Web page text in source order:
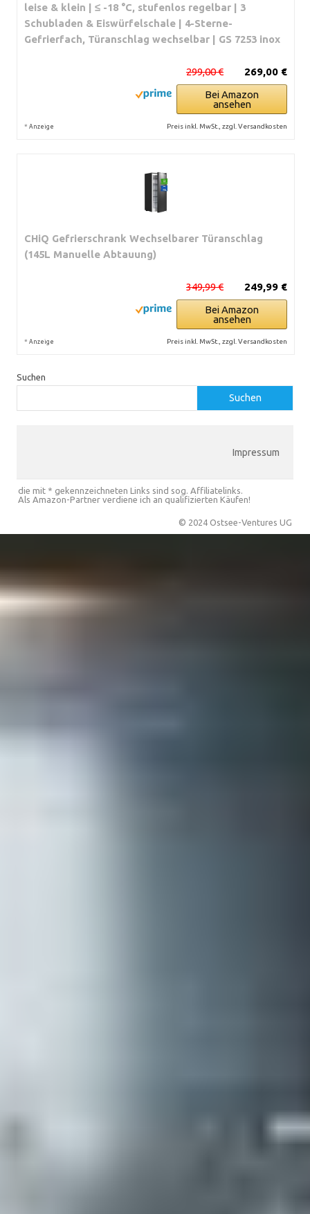
leise & klein | ≤ -18 °C, stufenlos regelbar | 3
Schubladen & Eiswürfelschale | 4-Sterne-
Gefrierfach, Türanschlag wechselbar | GS 7253 inox
269,00 €
299,00 €
Bei Amazon
ansehen
* Anzeige Preis inkl. MwSt., zzgl. Versandkosten
CHiQ Gefrierschrank Wechselbarer Türanschlag
(145L Manuelle Abtauung)
249,99 €
349,99 €
Bei Amazon
ansehen
* Anzeige Preis inkl. MwSt., zzgl. Versandkosten
Suchen
Suchen
Impressum
die mit * gekennzeichneten Links sind sog. Affiliatelinks.
Als Amazon-Partner verdiene ich an qualifizierten Käufen!
© 2024 Ostsee-Ventures UG